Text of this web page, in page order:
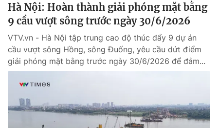
Nguyễn Trọng Ninh
Tổng đài VTV:024.38 355 931 - 024.38 355 932
Ðiện thoại Thời báo VTV:
024.66 897 897
Email:toasoan@vtv.vn
Liên hệ quảng cáo:024-7300.7108
Hà Nội: Hoàn thành giải phóng mặt bằng
9 cầu vượt sông trước ngày 30/6/2026
VTV.vn - Hà Nội tập trung cao độ thúc đẩy 9 dự án
cầu vượt sông Hồng, sông Đuống, yêu cầu dứt điểm
giải phóng mặt bằng trước ngày 30/6/2026 để đảm...